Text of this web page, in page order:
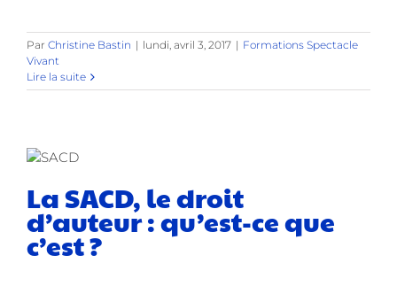
Par Christine Bastin | lundi, avril 3, 2017 | Formations Spectacle
Vivant
Lire la suite
La SACD, le droit
d’auteur : qu’est-ce que
c’est ?